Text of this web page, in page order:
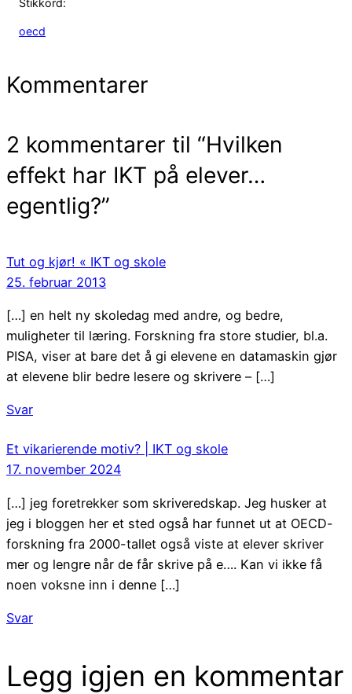
oecd
Kommentarer
2 kommentarer til “Hvilken
effekt har IKT på elever…
egentlig?”
Tut og kjør! « IKT og skole
25. februar 2013
[…] en helt ny skoledag med andre, og bedre,
muligheter til læring. Forskning fra store studier, bl.a.
PISA, viser at bare det å gi elevene en datamaskin gjør
at elevene blir bedre lesere og skrivere – […]
Svar
Et vikarierende motiv? | IKT og skole
17. november 2024
[…] jeg foretrekker som skriveredskap. Jeg husker at
jeg i bloggen her et sted også har funnet ut at OECD-
forskning fra 2000-tallet også viste at elever skriver
mer og lengre når de får skrive på e…. Kan vi ikke få
noen voksne inn i denne […]
Svar
Legg igjen en kommentar